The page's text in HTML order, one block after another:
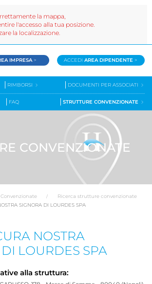
IMPRESA > ACCEDIAREA DIPENDENTE >
RIMBORSI DOCUMENTI PER ASSOCIATI
FAQ STRUTTURE CONVENZIONATE
CONVENZIONATE
Ricerca strutture convenzionate
SIGNORA DI LOURDES SPA
NOSTRA
LOURDES SPA
alla struttura:
la mappa,
l'accesso alla tua posizione.
la localizzazione.